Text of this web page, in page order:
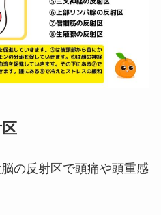
の反射区で頭痛や頭重感